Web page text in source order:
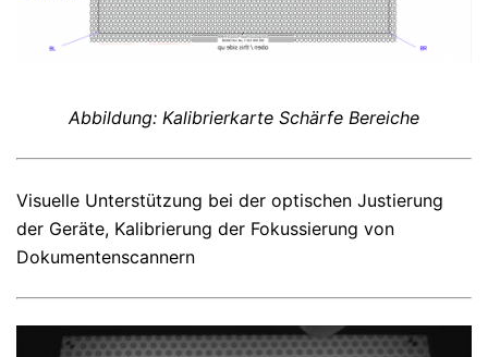
Abbildung: Kalibrierkarte Schärfe Bereiche
Visuelle Unterstützung bei der optischen Justierung
der Geräte, Kalibrierung der Fokussierung von
Dokumentenscannern